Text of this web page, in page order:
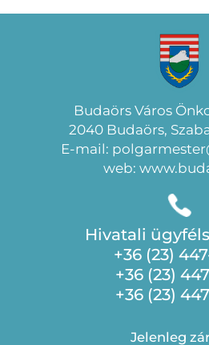
Budaörs Város
2040 Budaörs,
E-mail:
web:
Hivatali
+36 (23)
+36 (23)
+36 (23)
Jelenleg